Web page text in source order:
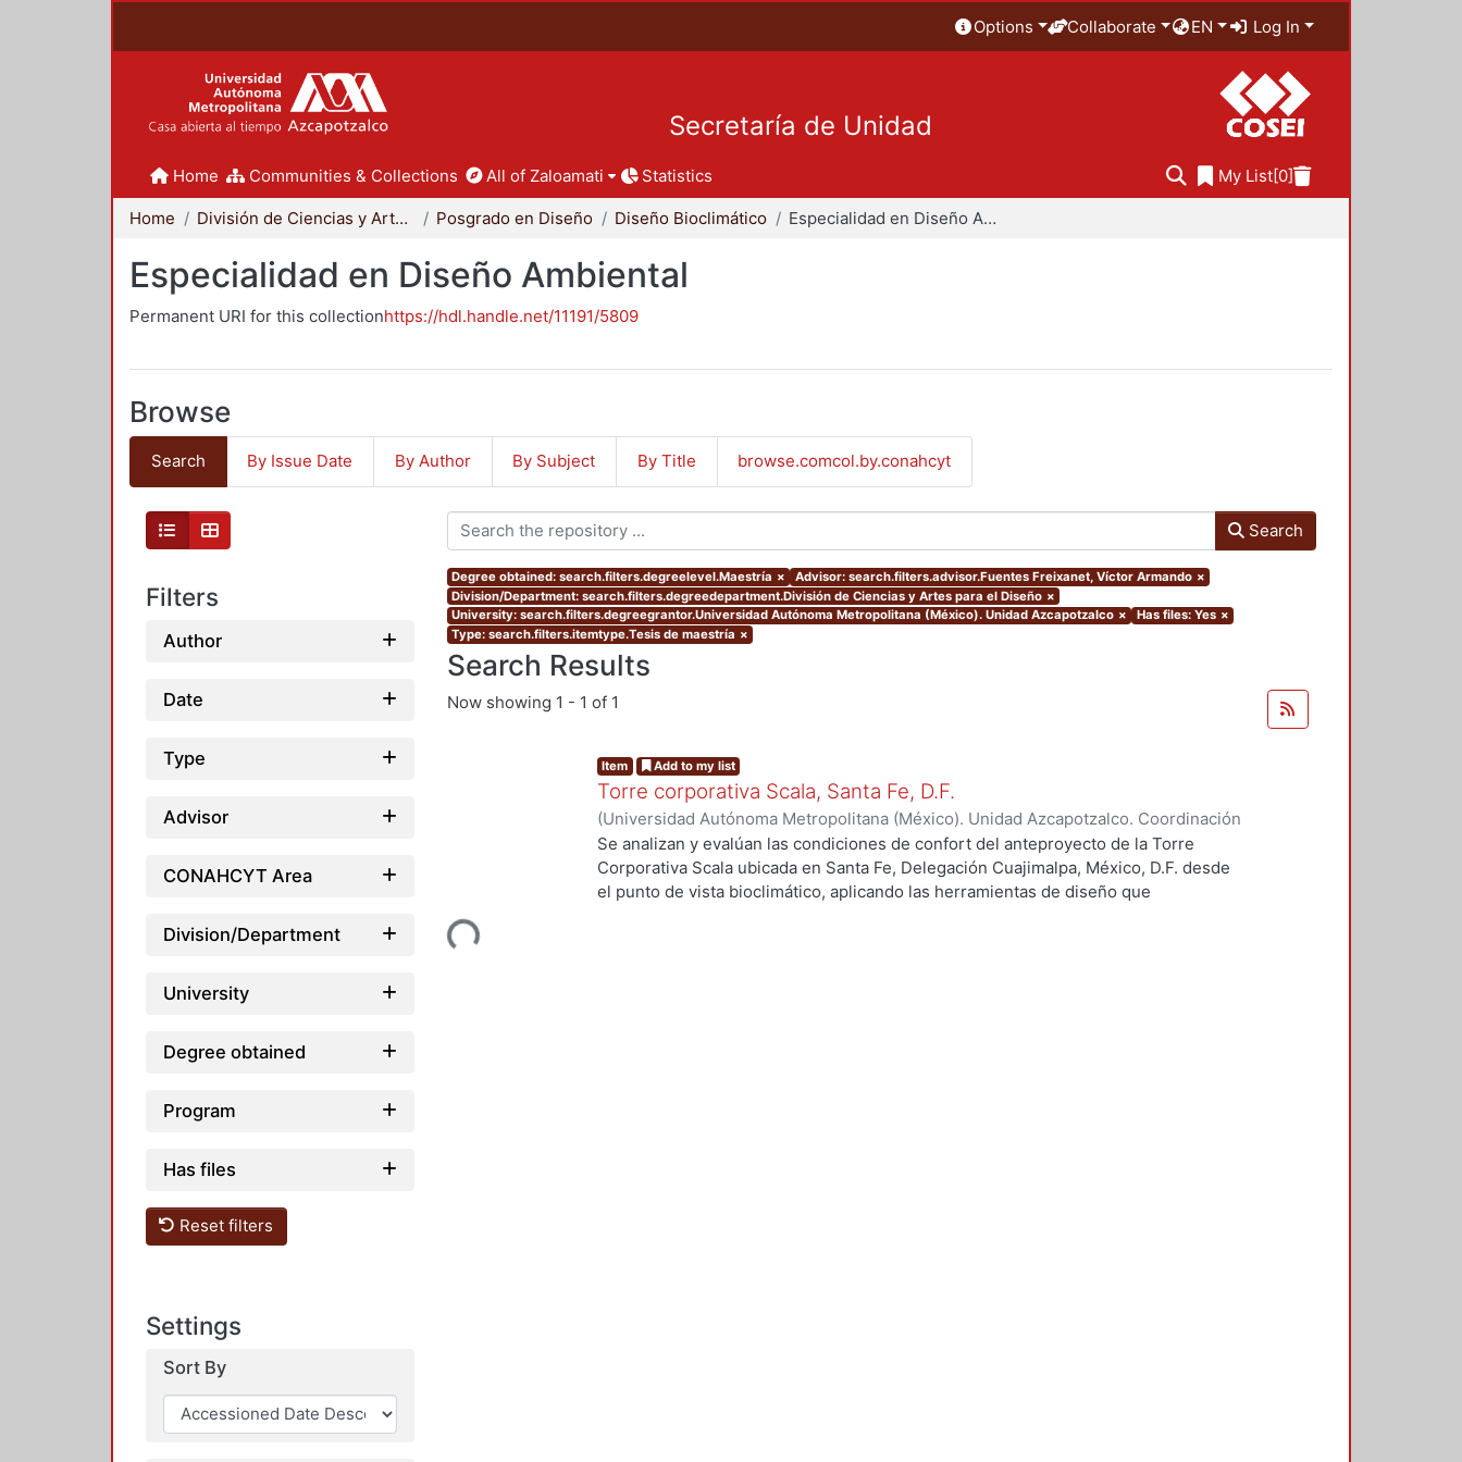
Options Collaborate EN Log In
Secretaría de Unidad
Home Communities & Collections All of Zaloamati Statistics My List[0]
Home División de Ciencias y Artes para el Diseño Posgrado en Diseño Diseño Bioclimático Especialidad en Diseño Ambiental
Especialidad en Diseño Ambiental
Permanent URI for this collectionhttps://hdl.handle.net/11191/5809
Browse
Search By Issue Date By Author By Subject By Title browse.comcol.by.conahcyt
Filters
Author
Date
Type
Advisor
CONAHCYT Area
Division/Department
University
Degree obtained
Program
Has files
Reset filters
Settings
Sort By
Search
Degree obtained: search.filters.degreelevel.Maestría × Advisor: search.filters.advisor.Fuentes Freixanet, Víctor Armando ×
Division/Department: search.filters.degreedepartment.División de Ciencias y Artes para el Diseño ×
University: search.filters.degreegrantor.Universidad Autónoma Metropolitana (México). Unidad Azcapotzalco × Has files: Yes ×
Type: search.filters.itemtype.Tesis de maestría ×
Search Results
Now showing 1 - 1 of 1
Loading...
Item Add to my list
Torre corporativa Scala, Santa Fe, D.F.
(Universidad Autónoma Metropolitana (México). Unidad Azcapotzalco. Coordinación
de Servicios de Información.,1999)Corro Eguia, Guillermo Heriberto
Se analizan y evalúan las condiciones de confort del anteproyecto de la Torre
Corporativa Scala ubicada en Santa Fe, Delegación Cuajimalpa, México, D.F. desde
el punto de vista bioclimático, aplicando las herramientas de diseño que